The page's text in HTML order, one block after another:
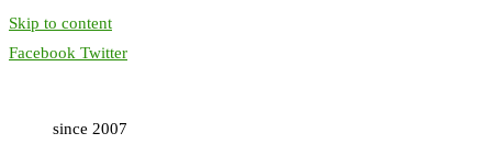
Skip to content
Facebook Twitter
since 2007